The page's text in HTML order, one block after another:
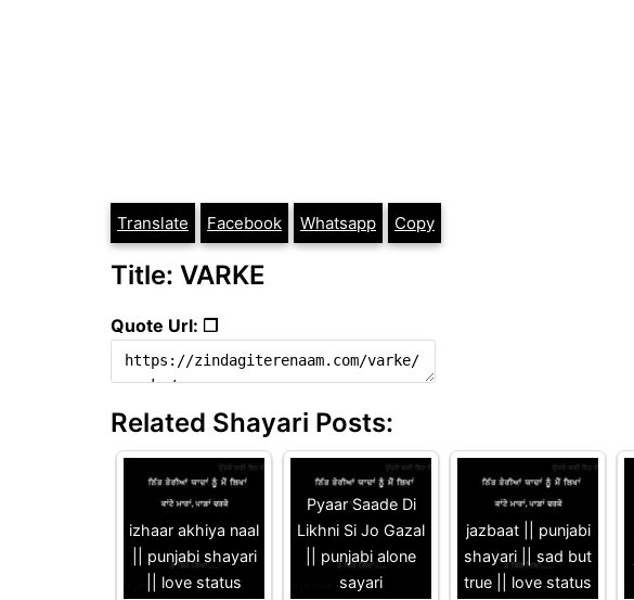
Translate Facebook Whatsapp Copy
Title: VARKE
Quote Url: ❐
Related Shayari Posts:
izhaar akhiya naal
|| punjabi shayari
|| love status
Pyaar Saade Di
Likhni Si Jo Gazal
|| punjabi alone
sayari
jazbaat || punjabi
shayari || sad but
true || love status